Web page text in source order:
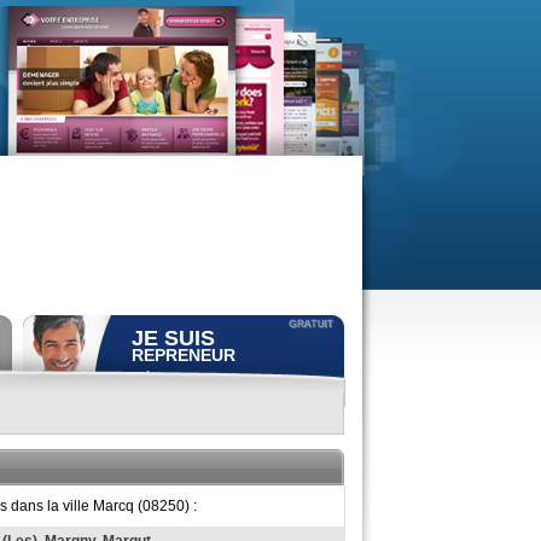
JE SUIS
REPRENEUR
Déposer gratuitementune
ACCÈS REPRENEUR
dans la ville Marcq (08250) :